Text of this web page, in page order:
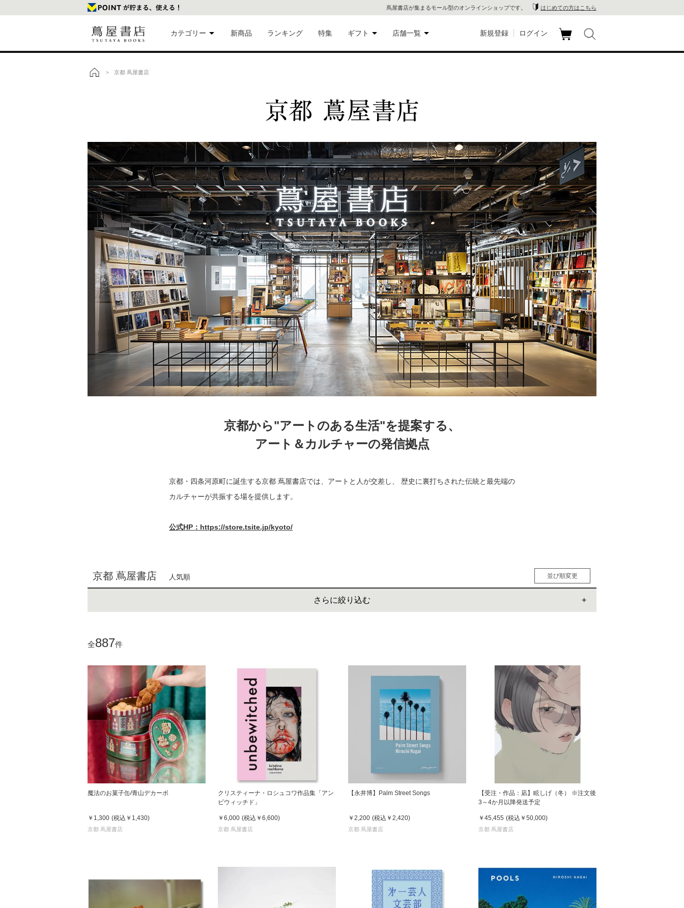
蔦屋書店が集まるモール型のオンラインショップです。 はじめての方はこちら
カテゴリー
楽
文具
雑貨
食品
eギフト
新商品 ランキング 特集 ギフト
eギフト
店舗一覧
銀座 蔦屋
書店
六本木 蔦
屋書店
京都 蔦屋
書店
京都岡崎
蔦屋書店
梅田 蔦屋
書店
枚方 蔦屋
新規登録 ログイン
> 京都 蔦屋書店
京都から"アートのある生活"を提案する、
アート＆カルチャーの発信拠点
京都・四条河原町に誕生する京都 蔦屋書店では、アートと人が交差し、 歴史に裏打ちされた伝統と最先端の
カルチャーが共振する場を提供します。
公式HP：https://store.tsite.jp/kyoto/
京都 蔦屋書店 人気順
さらに絞り込む
全887件
並び順変更
人気順
女性人気順
魔法のお菓子缶/青山デカーボ
￥1,300 (税込 ￥1,430)
京都 蔦屋書店
クリスティーナ・ロシュコワ作品集「アン
ビウィッチド」
￥6,000 (税込 ￥6,600)
京都 蔦屋書店
【永井博】Palm Street Songs
￥2,200 (税込 ￥2,420)
京都 蔦屋書店
【受注・作品：凪】眩しげ（冬） ※注文後
3～4か月以降発送予定
￥45,455 (税込 ￥50,000)
京都 蔦屋書店